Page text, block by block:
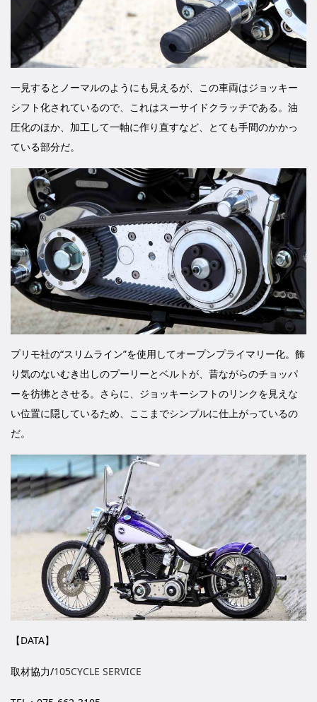
一見するとノーマルのようにも見えるが、この車両はジョッキー
シフト化されているので、これはスーサイドクラッチである。油
圧化のほか、加工して一軸に作り直すなど、とても手間のかかっ
ている部分だ。
プリモ社の“スリムライン”を使用してオープンプライマリー化。飾
り気のないむき出しのプーリーとベルトが、昔ながらのチョッパ
ーを彷彿とさせる。さらに、ジョッキーシフトのリンクを見えな
い位置に隠しているため、ここまでシンプルに仕上がっているの
だ。
【DATA】
取材協力/105CYCLE SERVICE